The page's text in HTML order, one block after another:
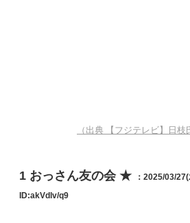
（出典 【フジテレビ】日
1 おっさん友の会 ★ ：2025/03/
ID:akVdlv/q9